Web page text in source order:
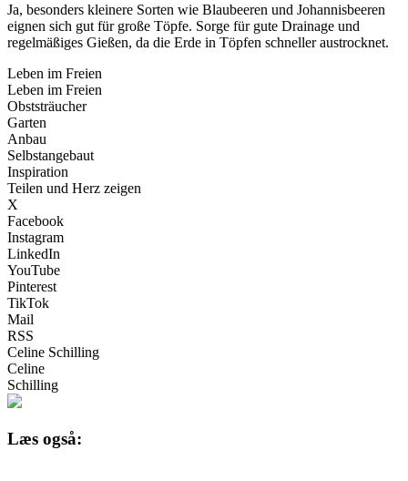
Ja, besonders kleinere Sorten wie Blaubeeren und Johannisbeeren
eignen sich gut für große Töpfe. Sorge für gute Drainage und
regelmäßiges Gießen, da die Erde in Töpfen schneller austrocknet.
Leben im Freien
Leben im Freien
Obststräucher
Garten
Anbau
Selbstangebaut
Inspiration
Teilen und Herz zeigen
X
Facebook
Instagram
LinkedIn
YouTube
Pinterest
TikTok
Mail
RSS
Celine Schilling
Celine
Schilling
Læs også: